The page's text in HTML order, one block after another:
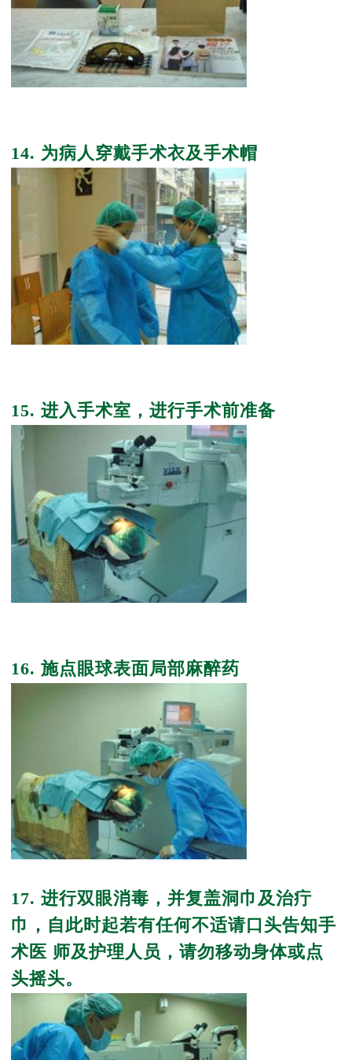
14. 为病人穿戴手术衣及手术帽
15. 进入手术室，进行手术前准备
16. 施点眼球表面局部麻醉药
17. 进行双眼消毒，并复盖洞巾及治疔
巾，自此时起若有任何不适请口头告知手
术医 师及护理人员，请勿移动身体或点
头摇头。